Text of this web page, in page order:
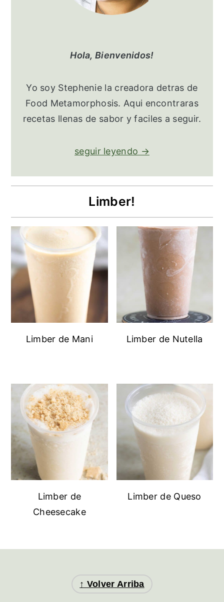
Hola, Bienvenidos!
Yo soy Stephenie la creadora detras de
Food Metamorphosis. Aqui encontraras
recetas llenas de sabor y faciles a seguir.
seguir leyendo →
Limber!
Limber de Mani Limber de Nutella
Limber de
Cheesecake
Limber de Queso
↑ Volver Arriba